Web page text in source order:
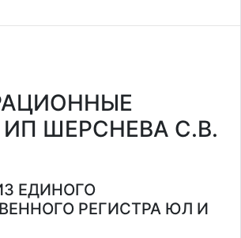
ШЕРСНЕВА С.В.
ЕДИНОГО
РЕГИСТРА ЮЛ И